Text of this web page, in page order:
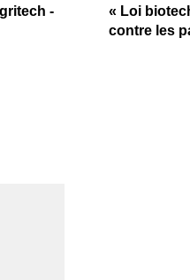
-
« Loi
contre les